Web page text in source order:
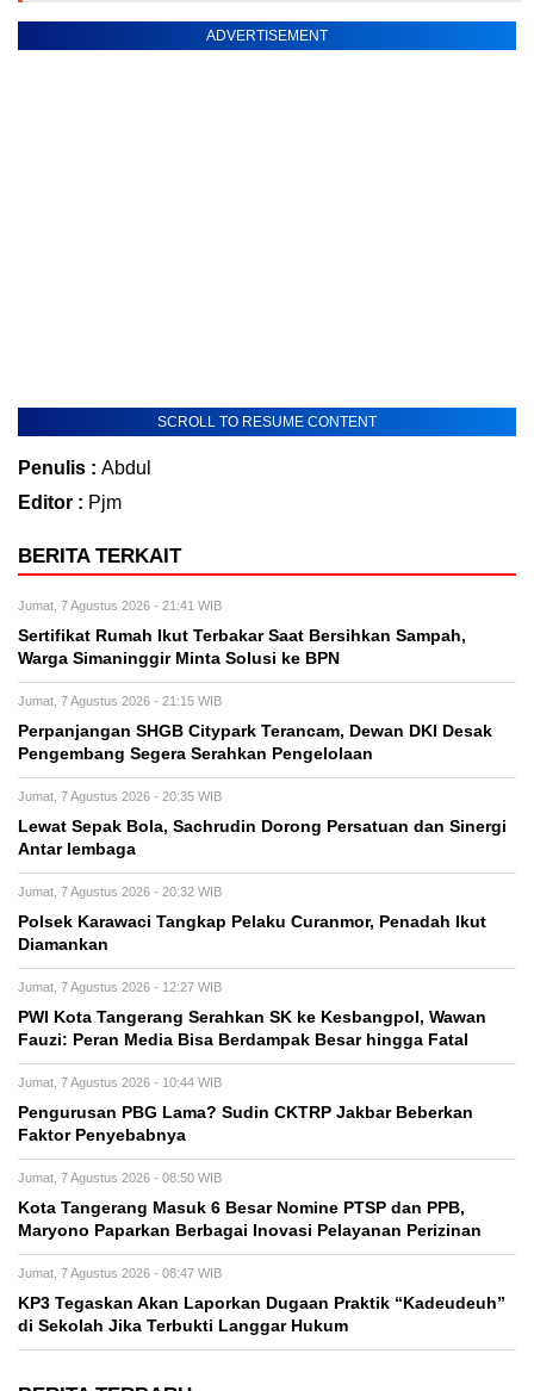
ADVERTISEMENT
SCROLL TO RESUME CONTENT
Penulis : Abdul
Editor : Pjm
BERITA TERKAIT
Jumat, 7 Agustus 2026 - 21:41 WIB
Sertifikat Rumah Ikut Terbakar Saat Bersihkan Sampah,
Warga Simaninggir Minta Solusi ke BPN
Jumat, 7 Agustus 2026 - 21:15 WIB
Perpanjangan SHGB Citypark Terancam, Dewan DKI Desak
Pengembang Segera Serahkan Pengelolaan
Jumat, 7 Agustus 2026 - 20:35 WIB
Lewat Sepak Bola, Sachrudin Dorong Persatuan dan Sinergi
Antar lembaga
Jumat, 7 Agustus 2026 - 20:32 WIB
Polsek Karawaci Tangkap Pelaku Curanmor, Penadah Ikut
Diamankan
Jumat, 7 Agustus 2026 - 12:27 WIB
PWI Kota Tangerang Serahkan SK ke Kesbangpol, Wawan
Fauzi: Peran Media Bisa Berdampak Besar hingga Fatal
Jumat, 7 Agustus 2026 - 10:44 WIB
Pengurusan PBG Lama? Sudin CKTRP Jakbar Beberkan
Faktor Penyebabnya
Jumat, 7 Agustus 2026 - 08:50 WIB
Kota Tangerang Masuk 6 Besar Nomine PTSP dan PPB,
Maryono Paparkan Berbagai Inovasi Pelayanan Perizinan
Jumat, 7 Agustus 2026 - 08:47 WIB
KP3 Tegaskan Akan Laporkan Dugaan Praktik “Kadeudeuh”
di Sekolah Jika Terbukti Langgar Hukum